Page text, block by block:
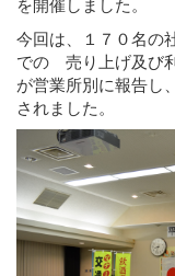
今回は、１７０名の
での 売り上げ及び
が営業所別に報告し
されました。